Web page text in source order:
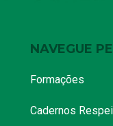
NAVEGUE
Formações
Cadernos